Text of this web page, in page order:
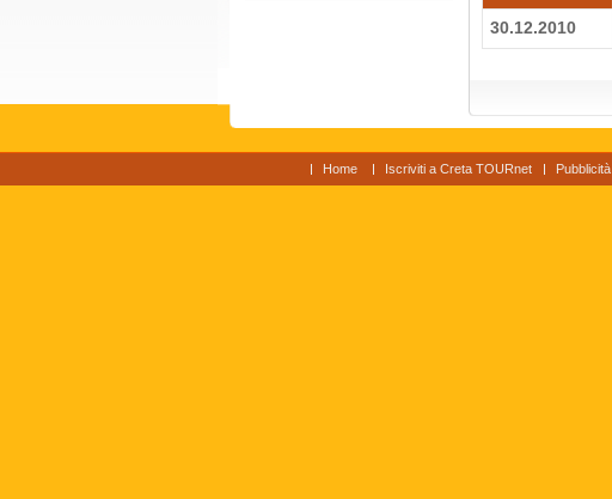
30.12.2010
Home Iscriviti a Creta TOURnet Pubblicità